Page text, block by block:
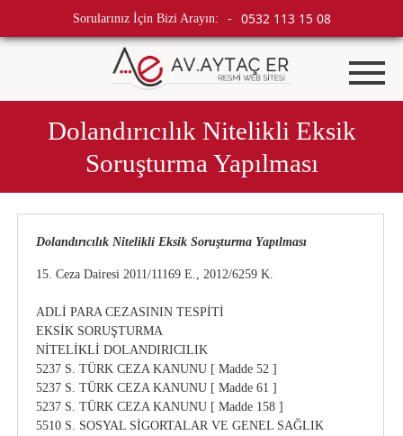
Sorularınız İçin Bizi Arayın: - 0532 113 15 08
Dolandırıcılık Nitelikli Eksik
Soruşturma Yapılması
Dolandırıcılık Nitelikli Eksik Soruşturma Yapılması
15. Ceza Dairesi 2011/11169 E., 2012/6259 K.
ADLİ PARA CEZASININ TESPİTİ
EKSİK SORUŞTURMA
NİTELİKLİ DOLANDIRICILIK
5237 S. TÜRK CEZA KANUNU [ Madde 52 ]
5237 S. TÜRK CEZA KANUNU [ Madde 61 ]
5237 S. TÜRK CEZA KANUNU [ Madde 158 ]
5510 S. SOSYAL SİGORTALAR VE GENEL SAĞLIK